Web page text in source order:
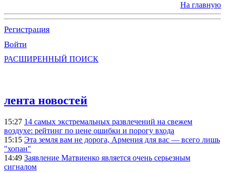
На главную
Регистрация
Войти
РАСШИРЕННЫЙ ПОИСК
лента новостей
15:27 14 самых экстремальных развлечений на свежем
воздухе: рейтинг по цене ошибки и порогу входа
15:15 Эта земля вам не дорога, Армения для вас — всего лишь
"хопан"
14:49 Заявление Матвиенко является очень серьезным
сигналом